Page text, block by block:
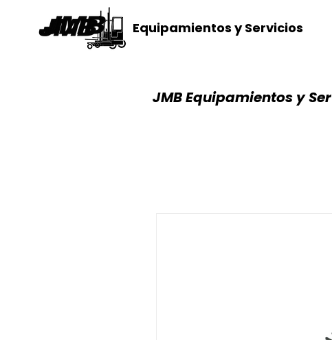
Equipamientos y Servicios
JMB Equipamientos y